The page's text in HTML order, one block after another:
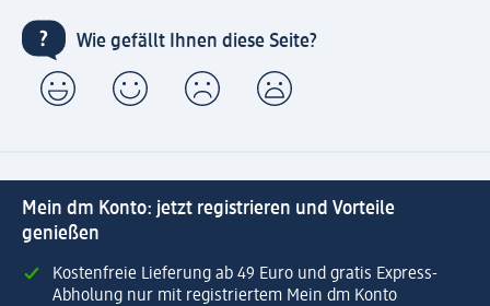
Wie gefällt Ihnen diese Seite?
Mein dm Konto: jetzt registrieren und Vorteile
genießen
Kostenfreie Lieferung ab 49 Euro und gratis Express-
Abholung nur mit registriertem Mein dm Konto